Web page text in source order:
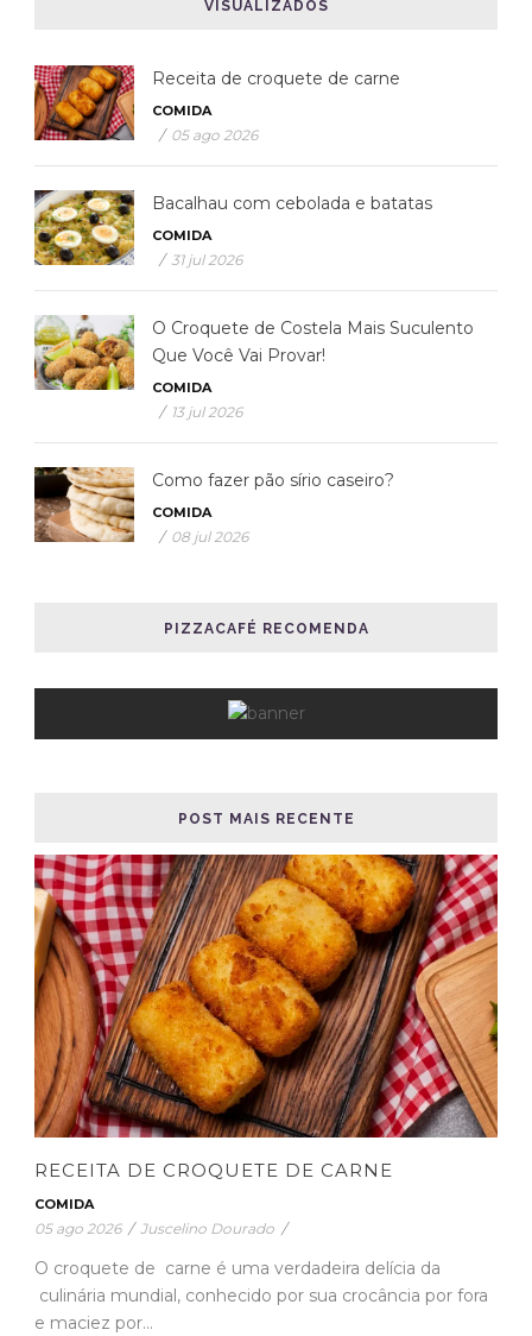
VISUALIZADOS
Receita de croquete de carne
COMIDA
/ 05 ago 2026
Bacalhau com cebolada e batatas
COMIDA
/ 31 jul 2026
O Croquete de Costela Mais Suculento
Que Você Vai Provar!
COMIDA
/ 13 jul 2026
Como fazer pão sírio caseiro?
COMIDA
/ 08 jul 2026
PIZZACAFÉ RECOMENDA
POST MAIS RECENTE
RECEITA DE CROQUETE DE CARNE
COMIDA
05 ago 2026 / Juscelino Dourado /
O croquete de carne é uma verdadeira delícia da
culinária mundial, conhecido por sua crocância por fora
e maciez por...